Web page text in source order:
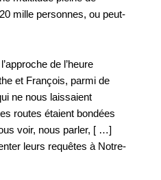
mille personnes, ou peut-
de l’heure
et François, parmi de
ne nous laissaient
routes étaient bondées
voir, nous parler, [ …]
leurs requêtes à Notre-